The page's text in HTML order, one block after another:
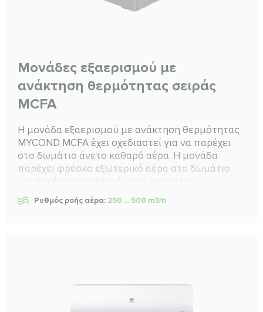
Μονάδες εξαερισμού με
ανάκτηση θερμότητας σειράς
MCFA
Η μονάδα εξαερισμού με ανάκτηση θερμότητας
MYCOND MCFA έχει σχεδιαστεί για να παρέχει
στο δωμάτιο άνετο καθαρό αέρα. Η μονάδα
παρέχει φρέσκο εξωτερικό αέρα στο δωμάτιο
ενός υγιούς περιβάλλοντος με επαρκή
περιεκτικότητα σε οξυγόνο, κατάλληλα επίπεδα
Ρυθμός ροής αέρα: 250 ... 500 m3/h